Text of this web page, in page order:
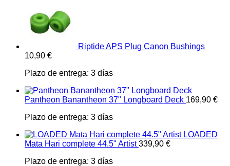
Riptide APS Plug Canon Bushings
10,90 €
Plazo de entrega: 3 días
Pantheon Banantheon 37" Longboard Deck 169,90 €
Plazo de entrega: 3 días
LOADED
Mata Hari complete 44.5" Artist 339,90 €
Plazo de entrega: 3 días